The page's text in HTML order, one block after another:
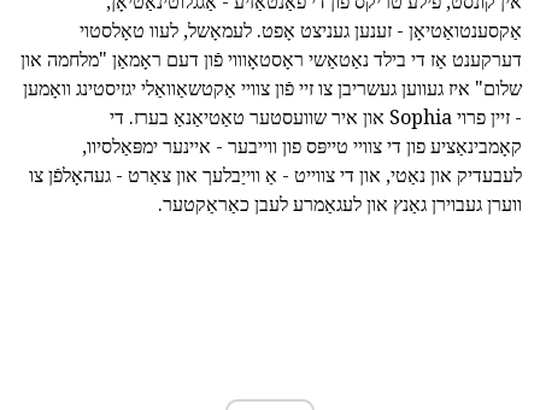
אַקסענטואַטיאָן - זענען געניצט אָפט. לעמאָשל, לעוו טאָלסטוי
דערקענט אַז די בילד נאַטאַשי ראָסטאָוווי פֿון דעם ראָמאַן "מלחמה און
שלום" איז געווען געשריבן צו זיי פֿון צוויי אַקטשאַוואַלי יגזיסטינג וואָמען
- זיין פרוי Sophia און איר שוועסטער טאַטיאַנאַ בערז. די
קאָמבינאַציע פון די צוויי טייפּס פון ווייבער - איינער ימפּאַלסיוו,
לעבעדיק און נאַטי, און די צווייט - אַ ווייַבלעך און צאַרט - געהאָלפֿן צו
ווערן געבוירן גאַנץ און לעגאַמרע לעבן כאַראַקטער.